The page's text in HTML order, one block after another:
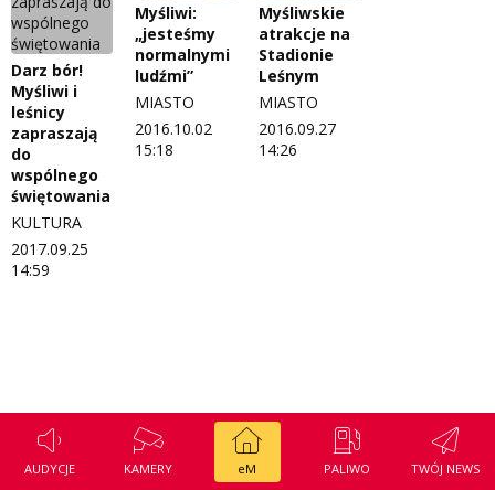
Tak wierzę
Weekend z blondynką
W starych Kielcach
Wszystko w temacie
Regulamin konkursu Zwierzak naszej klasy
Polityka prywatności
AUDYCJE KAMERY eM PALIWO TWÓJ NEWS
Darz bór!
Myśliwi i
leśnicy
zapraszają
do
wspólnego
świętowania
KULTURA
2017.09.25
14:59
Myśliwi:
„jesteśmy
normalnymi
ludźmi”
MIASTO
2016.10.02
15:18
Myśliwskie
atrakcje na
Stadionie
Leśnym
MIASTO
2016.09.27
14:26